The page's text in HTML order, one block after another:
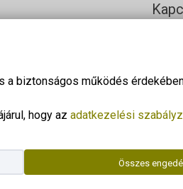
a biztonságos működés
hogy az adatkezelési
Összes
2010
Az